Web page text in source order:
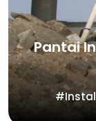
Pantai